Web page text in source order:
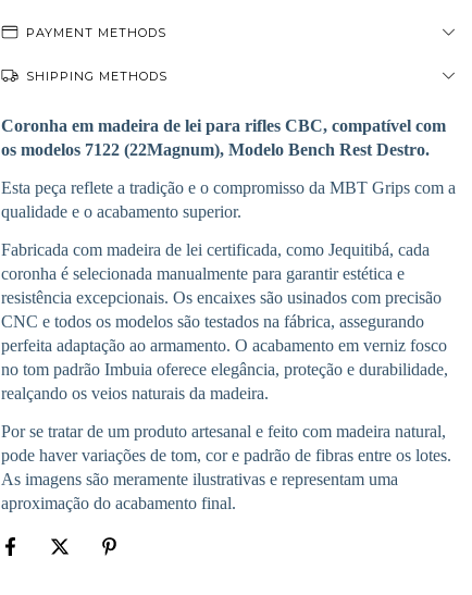
PAYMENT METHODS
SHIPPING METHODS
Coronha em madeira de lei para rifles CBC, compatível com
os modelos 7122 (22Magnum), Modelo Bench Rest Destro.
Esta peça reflete a tradição e o compromisso da MBT Grips com a
qualidade e o acabamento superior.
Fabricada com madeira de lei certificada, como Jequitibá, cada
coronha é selecionada manualmente para garantir estética e
resistência excepcionais. Os encaixes são usinados com precisão
CNC e todos os modelos são testados na fábrica, assegurando
perfeita adaptação ao armamento. O acabamento em verniz fosco
no tom padrão Imbuia oferece elegância, proteção e durabilidade,
realçando os veios naturais da madeira.
Por se tratar de um produto artesanal e feito com madeira natural,
pode haver variações de tom, cor e padrão de fibras entre os lotes.
As imagens são meramente ilustrativas e representam uma
aproximação do acabamento final.